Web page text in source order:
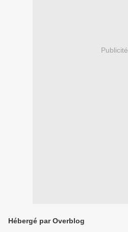
Publicité
Hébergé par Overblog